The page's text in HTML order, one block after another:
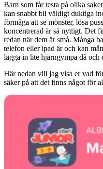
Barn som får testa på olika
kan snabbt bli väldigt duktiga
förmåga att se mönster, lösa
koncentrerad är så nyttigt. Det
redan när dem är små. Många
telefon eller ipad är och kan
lägga in lite hjärngympa då och
Här nedan vill jag visa er vad
säker på att det finns något för